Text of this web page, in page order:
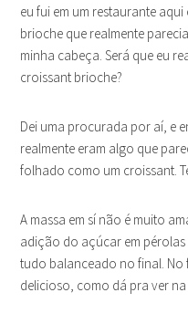
eu fui em um restaurante
brioche que realmente
minha cabeça. Será que eu
croissant brioche?
Dei uma procurada por aí, e
realmente eram algo que
folhado como um croissant.
A massa em sí não é muito
adição do açúcar em
tudo balanceado no final. No
delicioso, como dá pra ver